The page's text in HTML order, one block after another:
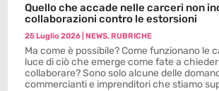
Quello che accade nelle carceri non
collaborazioni contro le estorsioni
25 Luglio 2026 |NEWS,RUBRICHE
Ma come è possibile? Come funzionano le
luce di ciò che emerge come fate a
collaborare? Sono solo alcune delle
commercianti e imprenditori che stiamo